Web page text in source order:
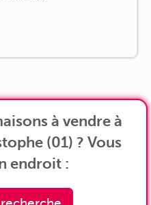
à vendre à
(01) ? Vous
endroit :